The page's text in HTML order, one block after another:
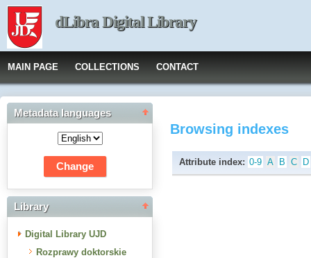
dLibra Digital Library
MAIN PAGE COLLECTIONS CONTACT
Metadata languages
Library
Digital Library UJD
Rozprawy doktorskie
Browsing indexes
Attribute index: 0-9 A B C D